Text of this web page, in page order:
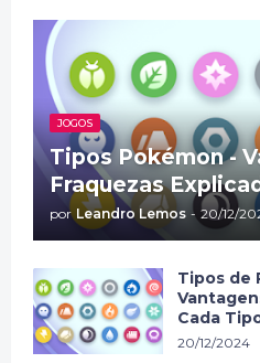
JOGOS
Tipos Pokémon -
Fraquezas
por Leandro Lemos - 20/12/
Tipos de
Cada
20/12/2024